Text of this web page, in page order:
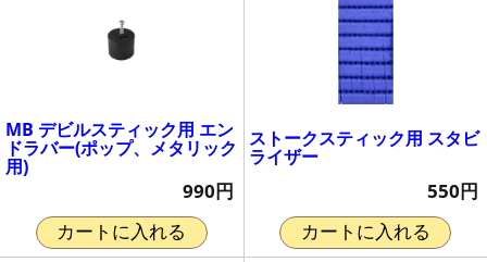
MB デビルスティック用 エン
ドラバー(ポップ、メタリック
用)
990円
カートに入れる
ストークスティック用 スタビ
ライザー
550円
カートに入れる